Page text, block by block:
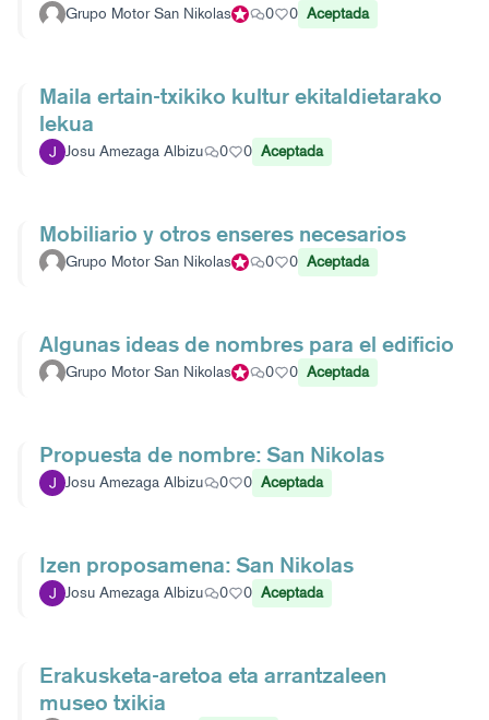
Grupo Motor San NikolasParticipante oficial
0 0 Aceptada
Maila ertain-txikiko kultur ekitaldietarako
lekua
Josu Amezaga Albizu 0 0 Aceptada
Mobiliario y otros enseres necesarios
Grupo Motor San NikolasParticipante oficial
0 0 Aceptada
Algunas ideas de nombres para el edificio
Grupo Motor San NikolasParticipante oficial
0 0 Aceptada
Propuesta de nombre: San Nikolas
Josu Amezaga Albizu 0 0 Aceptada
Izen proposamena: San Nikolas
Josu Amezaga Albizu 0 0 Aceptada
Erakusketa-aretoa eta arrantzaleen
museo txikia